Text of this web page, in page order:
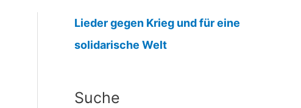
Lieder gegen Krieg und für eine
solidarische Welt:
Suche